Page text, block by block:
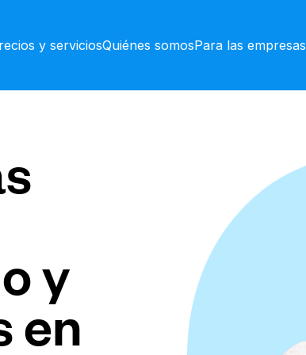
y serviciosQuiénes somosPara las empresas
y
en